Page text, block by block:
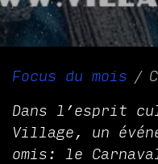
Focus du mois
Dans l’esprit
Village, un
omis: le